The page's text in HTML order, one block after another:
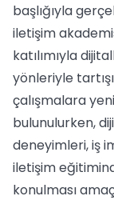
başlığıyla
iletişim
katılımıyla
yönleriyle
çalışmalara
bulunulurken,
deneyimleri, iş
iletişim
konulması